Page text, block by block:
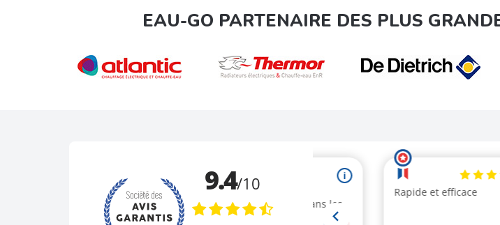
EAU-GO PARTENAIRE DES PLUS